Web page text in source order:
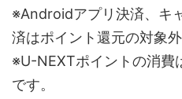
※Androidアプリ決済、キ
済はポイント還元の対象外
※U-NEXTポイントの消費
です。